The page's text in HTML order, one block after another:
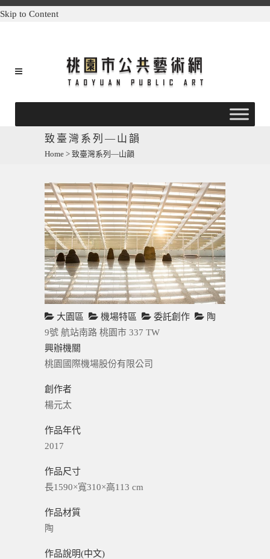
Skip to Content
致臺灣系列—山韻
Home > 致臺灣系列—山韻
大園區 機場特區 委託創作
陶
9號 航站南路 桃園市 337 TW
興辦機關
桃園國際機場股份有限公司
創作者
楊元太
作品年代
2017
作品尺寸
長1590×寬310×高113 cm
作品材質
陶
作品說明(中文)